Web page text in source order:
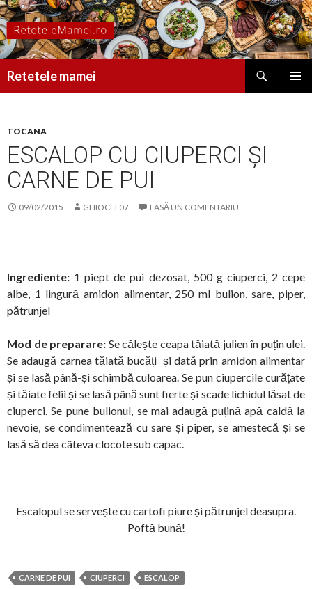
Retetele mamei
TOCANA
ESCALOP CU CIUPERCI ȘI
CARNE DE PUI
09/02/2015 GHIOCEL07 LASĂ UN COMENTARIU
Ingrediente: 1 piept de pui dezosat, 500 g ciuperci, 2 cepe
albe, 1 lingură amidon alimentar, 250 ml bulion, sare, piper,
pătrunjel
Mod de preparare: Se călește ceapa tăiată julien în puțin ulei.
Se adaugă carnea tăiată bucăți și dată prin amidon alimentar
și se lasă până-și schimbă culoarea. Se pun ciupercile curățate
și tăiate felii și se lasă până sunt fierte și scade lichidul lăsat de
ciuperci. Se pune bulionul, se mai adaugă puțină apă caldă la
nevoie, se condimentează cu sare și piper, se amestecă și se
lasă să dea câteva clocote sub capac.
Escalopul se servește cu cartofi piure și pătrunjel deasupra.
Poftă bună!
CARNE DE PUI CIUPERCI ESCALOP